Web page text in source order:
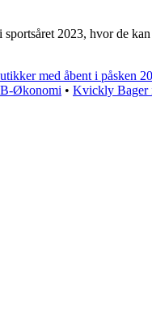
2023, hvor de
med åbent i påsken
Økonomi • Kvickly Bager